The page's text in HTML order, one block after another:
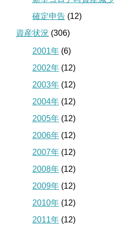
確定申告 (12)
資産状況 (306)
2001年 (6)
2002年 (12)
2003年 (12)
2004年 (12)
2005年 (12)
2006年 (12)
2007年 (12)
2008年 (12)
2009年 (12)
2010年 (12)
2011年 (12)